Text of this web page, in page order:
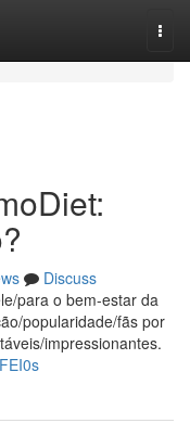
Discuss
para o bem-estar da
popularidade/fãs por
impressionantes.